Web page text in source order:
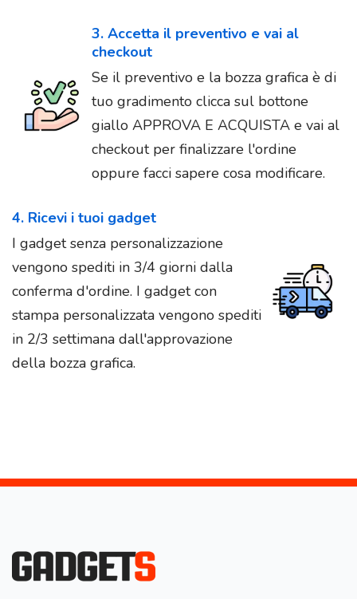
3. Accetta il preventivo e vai al
checkout
Se il preventivo e la bozza grafica è di
tuo gradimento clicca sul bottone
giallo APPROVA E ACQUISTA e vai al
checkout per finalizzare l'ordine
oppure facci sapere cosa modificare.
4. Ricevi i tuoi gadget
I gadget senza personalizzazione
vengono spediti in 3/4 giorni dalla
conferma d'ordine. I gadget con
stampa personalizzata vengono spediti
in 2/3 settimana dall'approvazione
della bozza grafica.